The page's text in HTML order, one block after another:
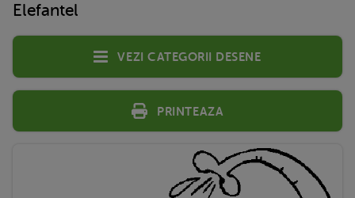
Elefantel
Vezi categorii desene
Printeaza